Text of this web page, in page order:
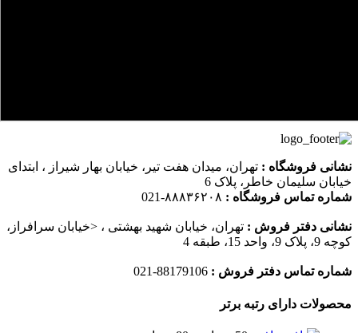
نشانی فروشگاه : تهران، میدان هفت تیر، خیابان بهار شیراز ، ابتدای
خیابان سلیمان خاطر، پلاک 6
شماره تماس فروشگاه :
نشانی دفتر فروش : تهران، خیابان شهید بهشتی ، <خیابان سرافراز،
کوچه 9، پلاک 9، واحد 15، طبقه 4
شماره تماس دفتر فروش :
محصولات دارای رتبه برتر